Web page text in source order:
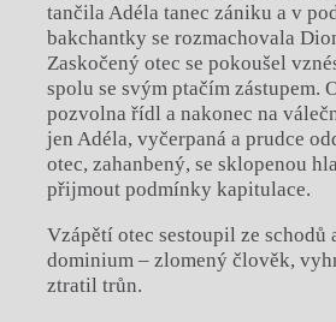
tančila Adéla tanec zániku a v
bakchantky se rozmachovala
Zaskočený otec se pokoušel
spolu se svým ptačím zástupem.
pozvolna řídl a nakonec na
jen Adéla, vyčerpaná a prudce
otec, zahanbený, se sklopenou
přijmout podmínky kapitulace.
Vzápětí otec sestoupil ze schodů
dominium – zlomený člověk,
ztratil trůn.